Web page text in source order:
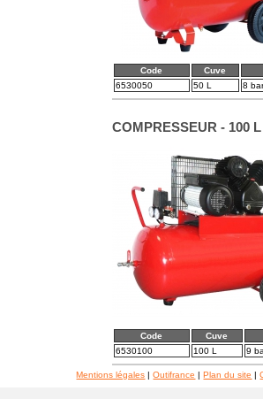
Code
Cuve
6530050
50 L 8
COMPRESSEUR - 100 L
Code
Cuve
6530100
100 L 9
Mentions légales |Outifrance |Plan du site |